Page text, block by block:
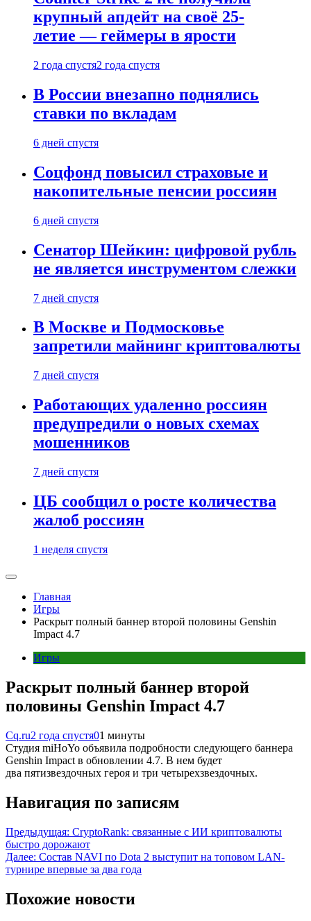
крупный апдейт на своё 25-
летие — геймеры в ярости
2 года спустя2 года спустя
В России внезапно поднялись
ставки по вкладам
6 дней спустя
Соцфонд повысил страховые и
накопительные пенсии россиян
6 дней спустя
Сенатор Шейкин: цифровой рубль
не является инструментом слежки
7 дней спустя
В Москве и Подмосковье
запретили майнинг криптовалюты
7 дней спустя
Работающих удаленно россиян
предупредили о новых схемах
мошенников
7 дней спустя
ЦБ сообщил о росте количества
жалоб россиян
1 неделя спустя
Главная
Игры
Раскрыт полный баннер второй половины Genshin
Impact 4.7
Игры
Раскрыт полный баннер второй
половины Genshin Impact 4.7
Cq.ru2 года спустя01 минуты
Студия miHoYo объявила подробности следующего баннера
Genshin Impact в обновлении 4.7. В нем будет
два пятизвездочных героя и три четырехзвездочных.
Навигация по записям
Предыдущая: CryptoRank: связанные с ИИ криптовалюты
быстро дорожают
Далее: Состав NAVI по Dota 2 выступит на топовом LAN-
турнире впервые за два года
Похожие новости